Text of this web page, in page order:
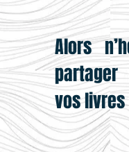
Alors
partager
vos